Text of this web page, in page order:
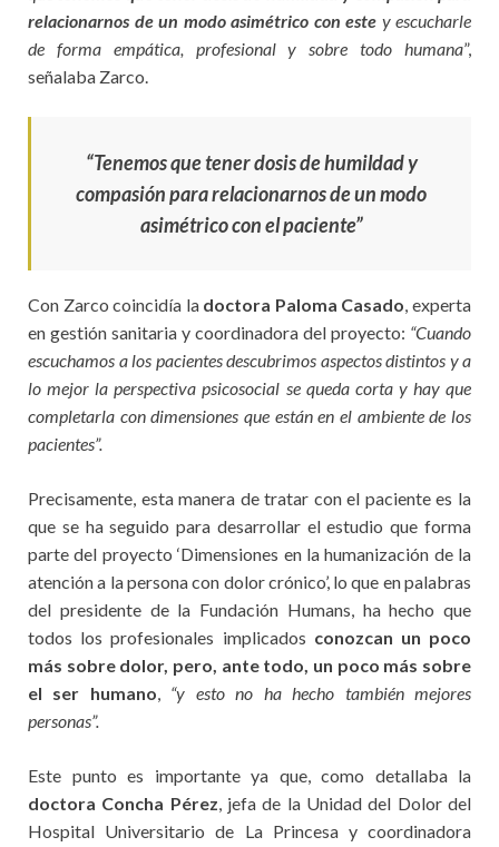
relacionarnos de un modo asimétrico con este y escucharle
de forma empática, profesional y sobre todo humana”,
señalaba Zarco.
“Tenemos que tener dosis de humildad y
compasión para relacionarnos de un modo
asimétrico con el paciente”
Con Zarco coincidía la doctora Paloma Casado, experta
en gestión sanitaria y coordinadora del proyecto: “Cuando
escuchamos a los pacientes descubrimos aspectos distintos y a
lo mejor la perspectiva psicosocial se queda corta y hay que
completarla con dimensiones que están en el ambiente de los
pacientes”.
Precisamente, esta manera de tratar con el paciente es la
que se ha seguido para desarrollar el estudio que forma
parte del proyecto ‘Dimensiones en la humanización de la
atención a la persona con dolor crónico’, lo que en palabras
del presidente de la Fundación Humans, ha hecho que
todos los profesionales implicados conozcan un poco
más sobre dolor, pero, ante todo, un poco más sobre
el ser humano, “y esto no ha hecho también mejores
personas”.
Este punto es importante ya que, como detallaba la
doctora Concha Pérez, jefa de la Unidad del Dolor del
Hospital Universitario de La Princesa y coordinadora